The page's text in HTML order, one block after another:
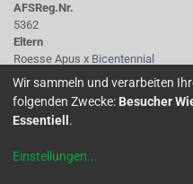
AFSReg.Nr.
5362
Eltern
Roesse Apus x Bicentennial
Tubus
Kischrot
Sepalen
kirschrot
kirschrot, mit hellerer Flammung
Wir sammeln und verarbeiten
folgenden Zwecke: Besucher
Essentiell .
Einstellungen...